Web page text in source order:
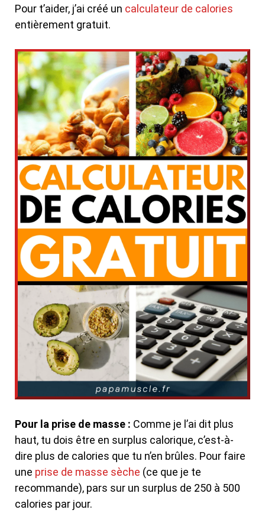
Pour t’aider, j’ai créé un calculateur de calories
entièrement gratuit.
Pour la prise de masse : Comme je l’ai dit plus
haut, tu dois être en surplus calorique, c’est-à-
dire plus de calories que tu n’en brûles. Pour faire
une prise de masse sèche (ce que je te
recommande), pars sur un surplus de 250 à 500
calories par jour.